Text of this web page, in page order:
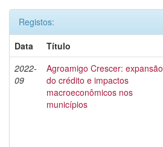
Registos:
Data
Título
2022-
09
Agroamigo Crescer: expansão
do crédito e impactos
macroeconômicos nos
municípios